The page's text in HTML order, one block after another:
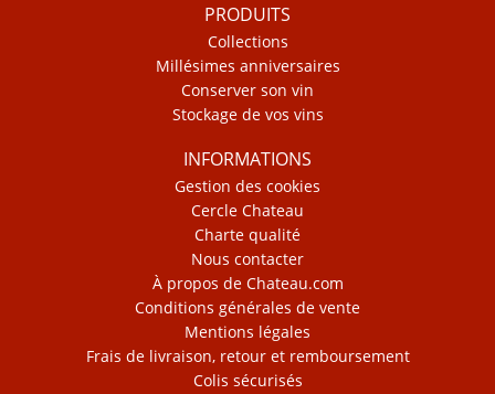
PRODUITS
Collections
Millésimes anniversaires
Conserver son vin
Stockage de vos vins
INFORMATIONS
Gestion des cookies
Cercle Chateau
Charte qualité
Nous contacter
À propos de Chateau.com
Conditions générales de vente
Mentions légales
Frais de livraison, retour et remboursement
Colis sécurisés